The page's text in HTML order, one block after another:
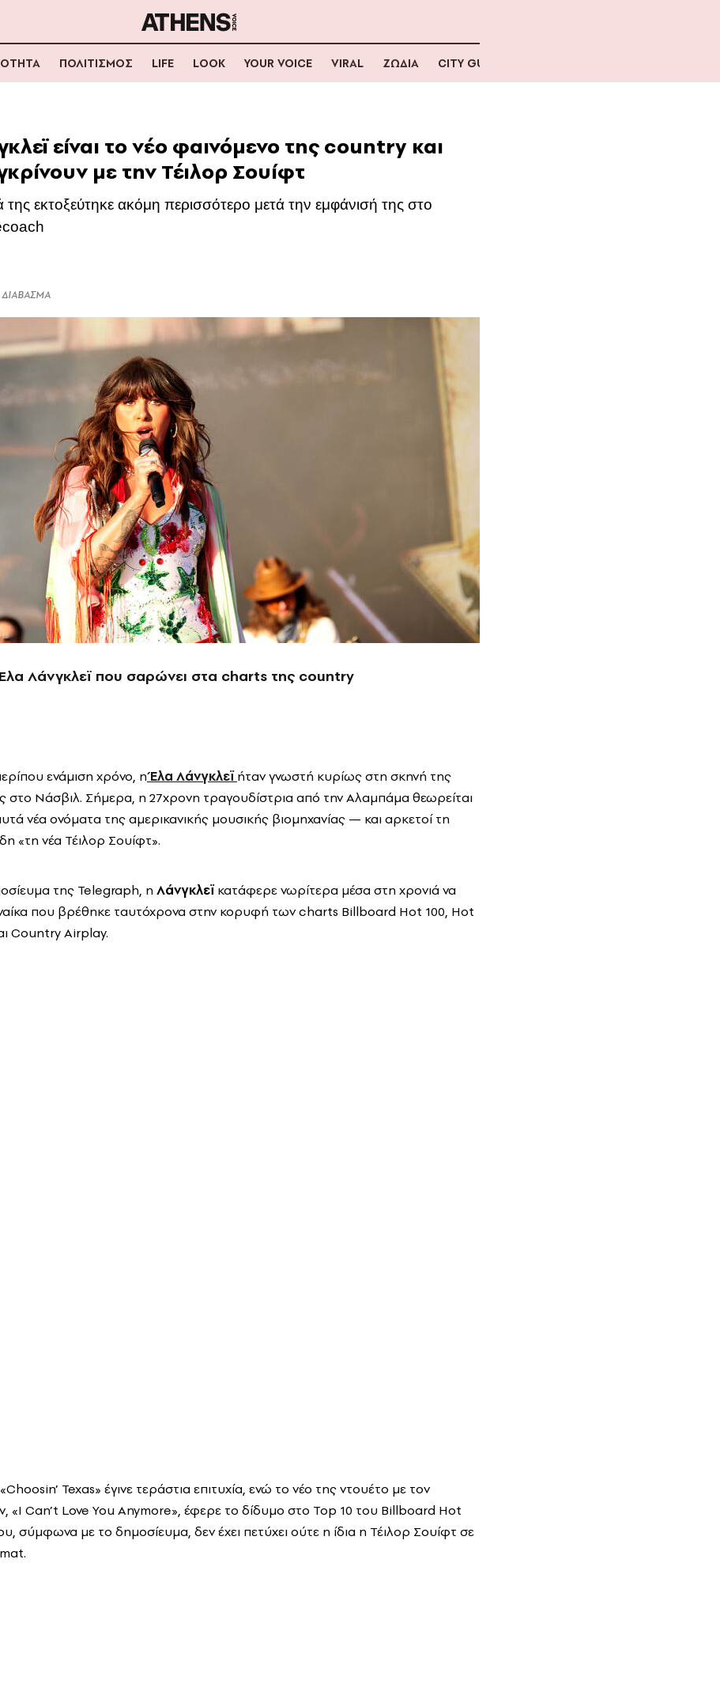
ΠΟΛΙΤΙΣΜΟΣ LIFE LOOK YOUR VOICE VIRAL ΖΩΔΙΑ CITY GUIDE
είναι το νέο φαινόμενο της country και
με την Τέιλορ Σουίφτ
της εκτοξεύτηκε ακόμη περισσότερο μετά την εμφάνισή της στο
ΔΙΑΒΑΣΜΑ
Έλα Λάνγκλεϊ που σαρώνει στα charts της country
ενάμιση χρόνο, ηΈλα Λάνγκλεϊ ήταν γνωστή κυρίως στη σκηνή της
στο Νάσβιλ. Σήμερα, η 27χρονη τραγουδίστρια από την Αλαμπάμα θεωρείται
νέα ονόματα της αμερικανικής μουσικής βιομηχανίας — και αρκετοί τη
«τη νέα Τέιλορ Σουίφτ».
της Telegraph, η Λάνγκλεϊκατάφερε νωρίτερα μέσα στη χρονιά να
που βρέθηκε ταυτόχρονα στην κορυφή των charts Billboard Hot 100, Hot
Country Airplay.
Texas» έγινε τεράστια επιτυχία, ενώ το νέο της ντουέτο με τον
«I Can’t Love You Anymore», έφερε το δίδυμο στο Top 10 του Billboard Hot
σύμφωνα με το δημοσίευμα, δεν έχει πετύχει ούτε η ίδια η Τέιλορ Σουίφτ σε